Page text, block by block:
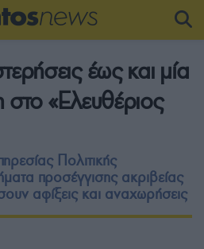
έως και μία
«Ελευθέριος
Πολιτικής
προσέγγισης ακριβείας
αφίξεις και αναχωρήσεις